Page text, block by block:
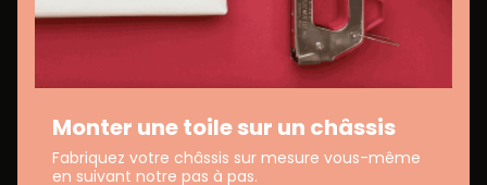
Monter une toile sur un châssis
Fabriquez votre châssis sur mesure vous-même
en suivant notre pas à pas.